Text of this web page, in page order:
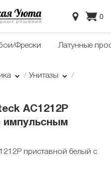
0
Фрески Латунные
Унитазы
AC1212P
импульсным